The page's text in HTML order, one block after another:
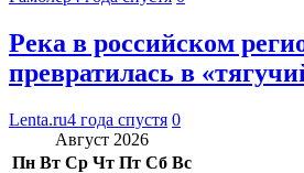
Река в российском
превратилась в
Lenta.ru4 года спустя 0
Август 2026
Пн Вт Ср Чт Пт Сб Вс